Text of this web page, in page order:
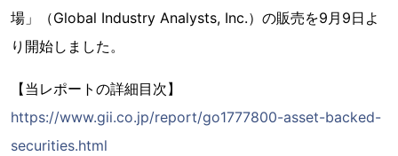
場」（Global Industry Analysts, Inc.）の販売を9月9日よ
り開始しました。
【当レポートの詳細目次】
https://www.gii.co.jp/report/go1777800-asset-backed-
securities.html